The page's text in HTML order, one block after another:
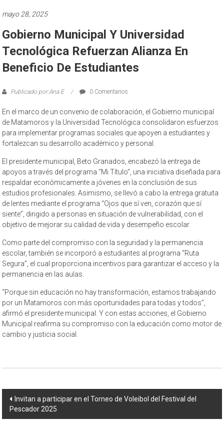
mayo 28, 2025
Gobierno Municipal Y Universidad
Tecnológica Refuerzan Alianza En
Beneficio De Estudiantes
Publicado por:Ana E 0 Comentarios
En el marco de un convenio de colaboración, el Gobierno municipal
de Matamoros y la Universidad Tecnológica consolidaron esfuerzos
para implementar programas sociales que apoyen a estudiantes y
fortalezcan su desarrollo académico y personal.
El presidente municipal, Beto Granados, encabezó la entrega de
apoyos a través del programa “Mi Título”, una iniciativa diseñada para
respaldar económicamente a jóvenes en la conclusión de sus
estudios profesionales. Asimismo, se llevó a cabo la entrega gratuita
de lentes mediante el programa “Ojos que sí ven, corazón que sí
siente”, dirigido a personas en situación de vulnerabilidad, con el
objetivo de mejorar su calidad de vida y desempeño escolar.
Como parte del compromiso con la seguridad y la permanencia
escolar, también se incorporó a estudiantes al programa “Ruta
Segura”, el cual proporciona incentivos para garantizar el acceso y la
permanencia en las aulas.
“Porque sin educación no hay transformación, estamos trabajando
por un Matamoros con más oportunidades para todas y todos”,
afirmó el presidente municipal. Y con estas acciones, el Gobierno
Municipal reafirma su compromiso con la educación como motor de
cambio y justicia social.
Navegación
de
Invitan a participar en el Torneo de Voleibol del Festival del
Pescador 2025